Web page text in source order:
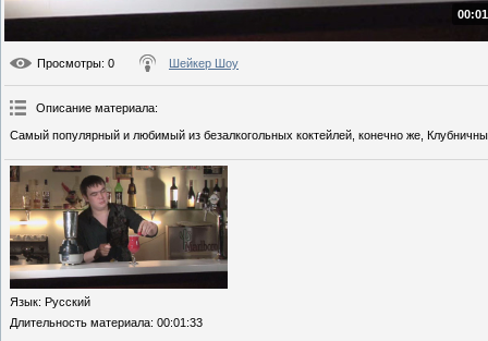
Просмотры: 0 Шейкер Шоу
Описание материала:
Самый популярный и любимый из безалкогольных коктейлей, конечно же,
Язык: Русский
Длительность материала: 00:01:33